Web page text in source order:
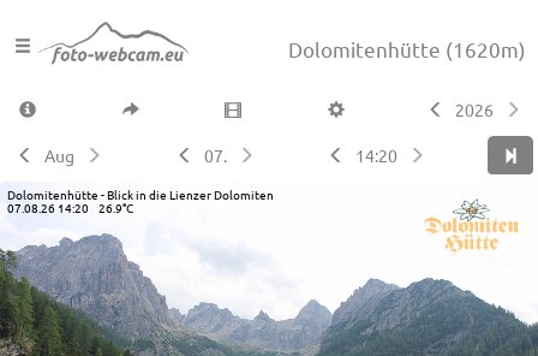
Dolomitenhütte (1620m)
2026
Aug 07. 14:20
Dolomitenhütte - Blick in die Lienzer Dolomiten
07.08.26 14:20 26.9°C